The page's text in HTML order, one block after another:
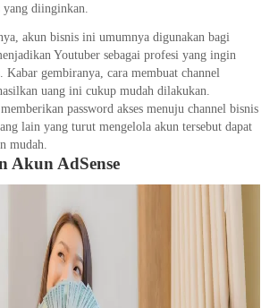
yang diinginkan.
akun bisnis ini umumnya digunakan bagi
Youtuber sebagai profesi yang ingin
Kabar gembiranya, cara membuat channel
uang ini cukup mudah dilakukan.
password akses menuju channel bisnis
lain yang turut mengelola akun tersebut dapat
mudah.
Akun AdSense